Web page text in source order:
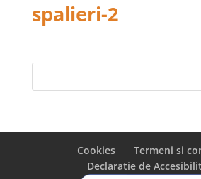
spalieri-2
Cookies
Termeni si
Declaratie de